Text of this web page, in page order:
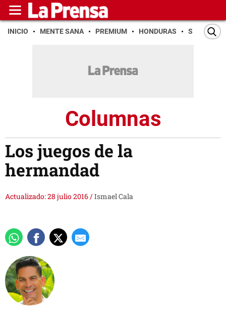
INICIO MENTE SANA PREMIUM HONDURAS SAN PEDRO
Columnas
Los juegos de la
hermandad
Actualizado: 28 julio 2016/Ismael Cala